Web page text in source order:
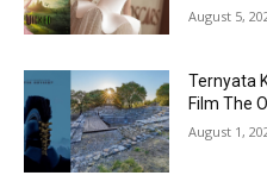
August 5,
Ternyata
Film The
August 1,